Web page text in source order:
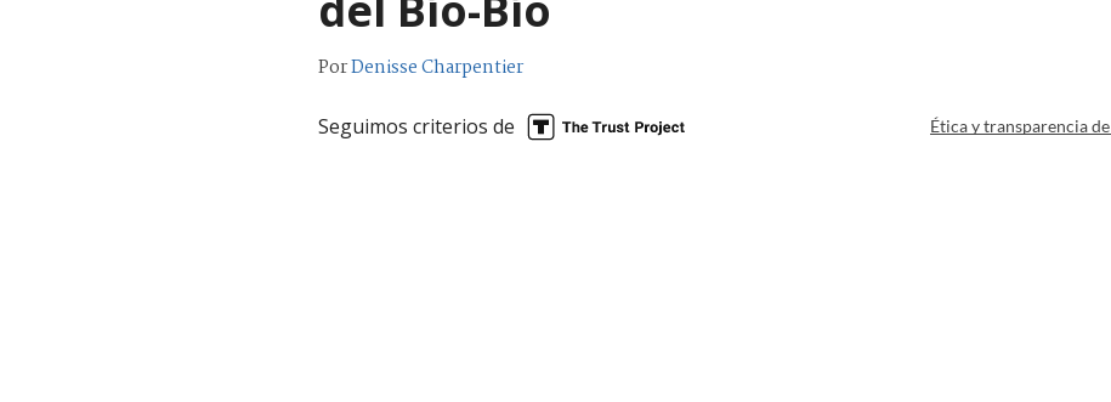
PorDenisse Charpentier
Seguimos criterios de Ética y transparencia